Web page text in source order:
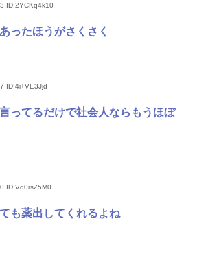
ID:2YCKq4k10
ったほうがさくさく
ID:4i+VE3Jjd
ってるだけで社会人ならもうほぼ
ID:Vd0rsZ5M0
も薬出してくれるよね